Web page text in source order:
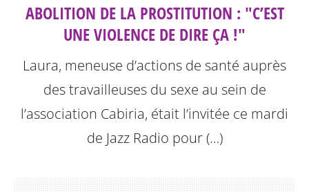
ABOLITION DE LA PROSTITUTION : "C’EST
UNE VIOLENCE DE DIRE ÇA !"
Laura, meneuse d’actions de santé auprès
des travailleuses du sexe au sein de
l’association Cabiria, était l’invitée ce mardi
de Jazz Radio pour (…)